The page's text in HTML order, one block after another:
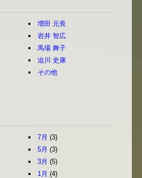
増田 元長
岩井 智広
馬場 舞子
迫川 史康
その他
7月 (3)
5月 (3)
3月 (5)
1月 (4)